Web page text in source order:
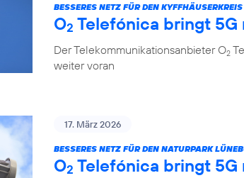
BESSERES NETZ FÜR DEN KYFFHÄUSERKREIS
O2 Telefónica bringt 5G
Der Telekommunikationsanbieter O2
weiter voran
17. März 2026
BESSERES NETZ FÜR DEN NATURPARK
O2 Telefónica bringt